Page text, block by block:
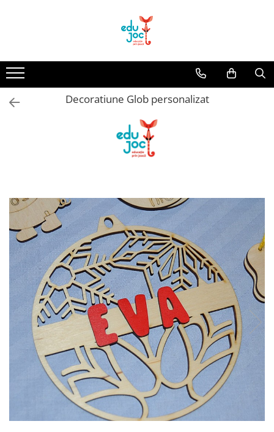
1-2 ani
3-4 ani
5-7 ani
Decoratiune Glob personalizat